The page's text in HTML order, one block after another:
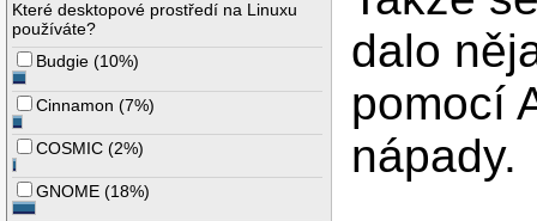
Které desktopové prostředí na Linuxu
používáte?
Budgie (10%)
Cinnamon (7%)
COSMIC (2%)
GNOME (18%)
dalo
pomocí
nápady.